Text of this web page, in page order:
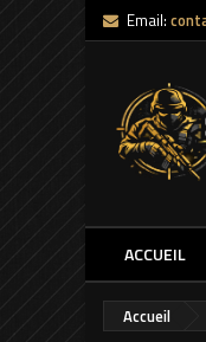
Email:
ACCUEIL
Accueil